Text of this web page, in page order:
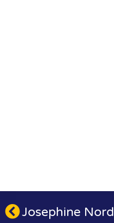
Josephine Nord